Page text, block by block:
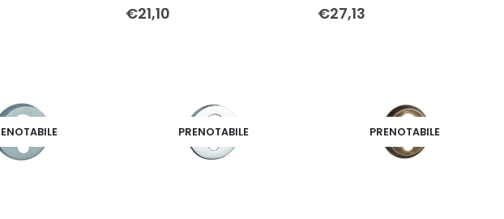
€21,10 €27,13
PRENOTABILE PRENOTABILE